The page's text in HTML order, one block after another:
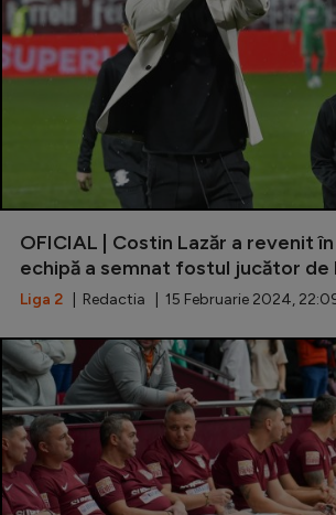
OFICIAL | Costin Lazăr a revenit
echipă a semnat fostul jucător de
Liga 2 | Redactia | 15 Februarie 2024,